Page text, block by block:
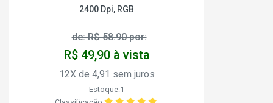
2400 Dpi, RGB
de: R$ 58.90 por:
R$ 49,90 à vista
12X de 4,91 sem juros
Estoque:1